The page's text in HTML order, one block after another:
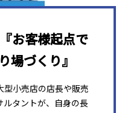
お客様起点で
場づくり』
型小売店の店長や販売
タントが、自身の長